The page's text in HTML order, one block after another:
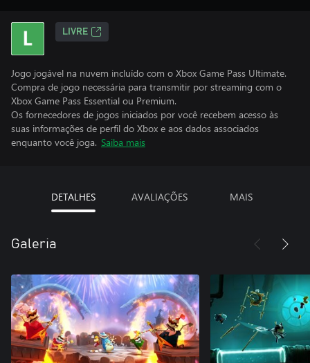
LIVRE
Jogo jogável na nuvem incluído com o Xbox Game Pass Ultimate.
Compra de jogo necessária para transmitir por streaming com o
Xbox Game Pass Essential ou Premium.
Os fornecedores de jogos iniciados por você recebem acesso às
suas informações de perfil do Xbox e aos dados associados
enquanto você joga. Saiba mais
DETALHES AVALIAÇÕES MAIS
Galeria